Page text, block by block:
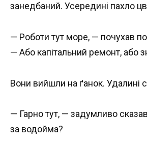
занедбаний. Усередині пахло
— Роботи тут море, — почухав
— Або капітальний ремонт, або
Вони вийшли на ґанок. Удалині
— Гарно тут, — задумливо
за водойма?